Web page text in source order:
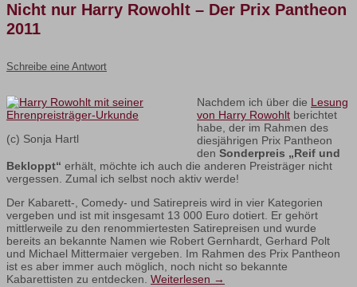
Nicht nur Harry Rowohlt – Der Prix Pantheon
2011
Schreibe eine Antwort
(c) Sonja Hartl
Nachdem ich über die Lesung
von Harry Rowohlt berichtet
habe, der im Rahmen des
diesjährigen Prix Pantheon
den Sonderpreis „Reif und
Bekloppt“ erhält, möchte ich auch die anderen Preisträger nicht
vergessen. Zumal ich selbst noch aktiv werde!
Der Kabarett-, Comedy- und Satirepreis wird in vier Kategorien
vergeben und ist mit insgesamt 13 000 Euro dotiert. Er gehört
mittlerweile zu den renommiertesten Satirepreisen und wurde
bereits an bekannte Namen wie Robert Gernhardt, Gerhard Polt
und Michael Mittermaier vergeben. Im Rahmen des Prix Pantheon
ist es aber immer auch möglich, noch nicht so bekannte
Kabarettisten zu entdecken. Weiterlesen →